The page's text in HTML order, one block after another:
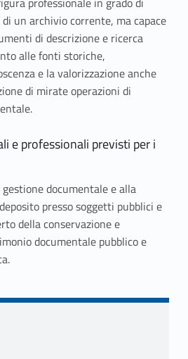
un archivio corrente, ma capace
di descrizione e ricerca
alle fonti storiche,
e la valorizzazione anche
di mirate operazioni di
e professionali previsti per i
documentale e alla
presso soggetti pubblici e
della conservazione e
documentale pubblico e